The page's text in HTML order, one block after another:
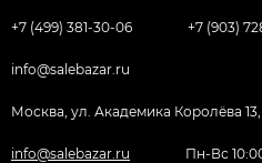
+7 (499) 381-30-06 +7 (903)
info@salebazar.ru
Москва, ул. Академика Королёва 13,
info@salebazar.ru Пн-Вс